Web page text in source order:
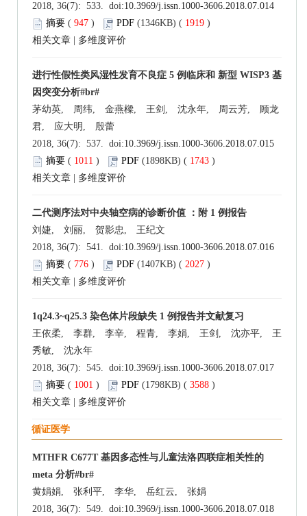
2018, 36(7): 533. doi:10.3969/j.issn.1000-3606.2018.07.014
摘要 ( 947 ) PDF (1346KB) ( 1919 )
相关文章
多维度评价
进行性假性类风湿性发育不良症 5 例临床和 新型 WISP3 基
因突变分析#br#
茅幼英, 周纬, 金燕樑, 王剑, 沈永年, 周云芳, 顾龙
君, 应大明, 殷蕾
2018, 36(7): 537. doi:10.3969/j.issn.1000-3606.2018.07.015
摘要 ( 1011 ) PDF (1898KB) ( 1743 )
相关文章
多维度评价
二代测序法对中央轴空病的诊断价值 ：附 1 例报告
刘婕, 刘丽, 贺影忠, 王纪文
2018, 36(7): 541. doi:10.3969/j.issn.1000-3606.2018.07.016
摘要 ( 776 ) PDF (1407KB) ( 2027 )
相关文章
多维度评价
1q24.3~q25.3 染色体片段缺失 1 例报告并文献复习
王依柔, 李群, 李辛, 程青, 李娟, 王剑, 沈亦平, 王
秀敏, 沈永年
2018, 36(7): 545. doi:10.3969/j.issn.1000-3606.2018.07.017
摘要 ( 1001 ) PDF (1798KB) ( 3588 )
相关文章
多维度评价
循证医学
MTHFR C677T 基因多态性与儿童法洛四联症相关性的
meta 分析#br#
黄娟娟, 张利平, 李华, 岳红云, 张娟
2018, 36(7): 549. doi:10.3969/j.issn.1000-3606.2018.07.018